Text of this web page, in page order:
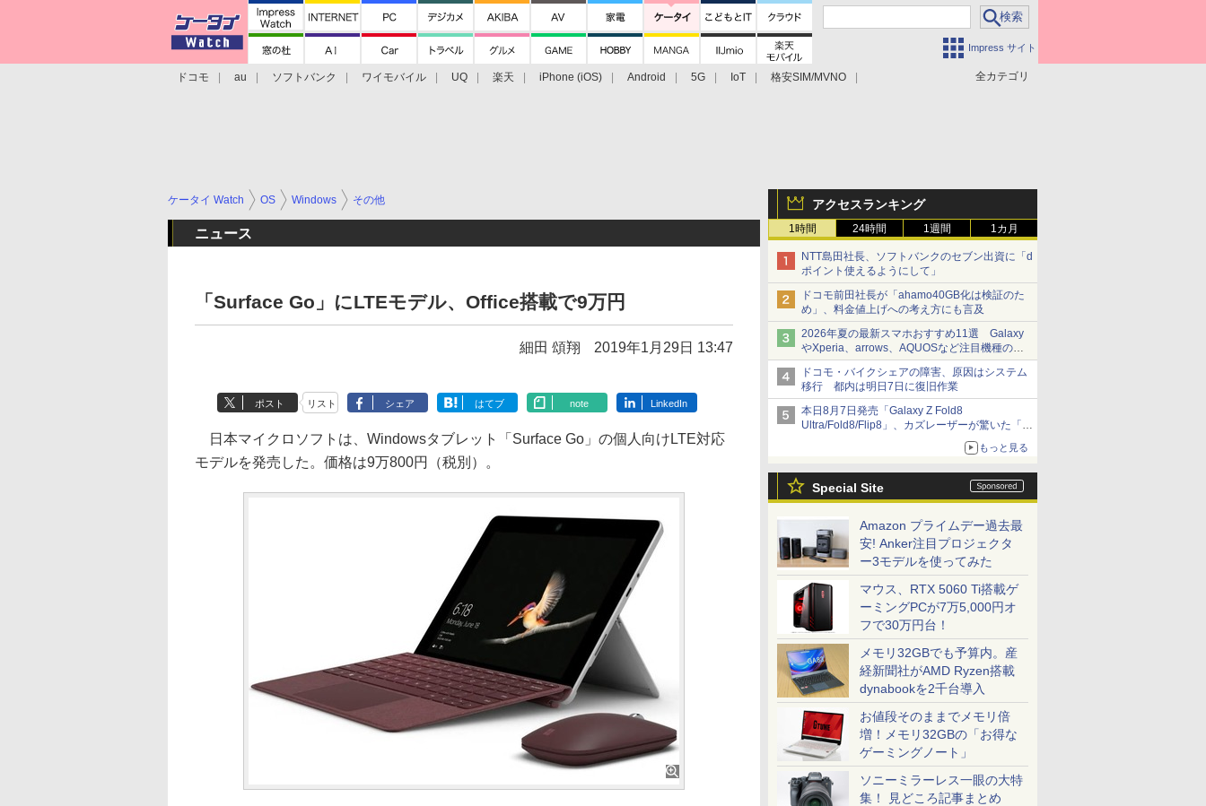
Impress サイト
全カテゴリ
ドコモ au ソフトバンク ワイモバイル UQ 楽天 iPhone (iOS) Android 5G IoT
格安SIM/MVNO
アクセスランキング
1時間 24時間 1週間 1カ月
NTT島田社長、ソフトバンクのセブン出資に「d
ポイント使えるようにして」
ドコモ前田社長が「ahamo40GB化は検証のた
め」、料金値上げへの考え方にも言及
2026年夏の最新スマホおすすめ11選 Galaxy
やXperia、arrows、AQUOSなど注目機種の特
徴は
ドコモ・バイクシェアの障害、原因はシステム
移行 都内は明日7日に復旧作業
本日8月7日発売「Galaxy Z Fold8
Ultra/Fold8/Flip8」、カズレーザーが驚いた「そ
もっと見る
Special Site
Amazon プライムデー過去最
安! Anker注目プロジェクタ
ー3モデルを使ってみた
マウス、RTX 5060 Ti搭載ゲ
ーミングPCが7万5,000円オ
フで30万円台！
メモリ32GBでも予算内。産
経新聞社がAMD Ryzen搭載
dynabookを2千台導入
お値段そのままでメモリ倍
増！メモリ32GBの「お得な
ゲーミングノート」
ソニーミラーレス一眼の大特
集！ 見どころ記事まとめ
ケータイ Watch OS Windows その他
ニュース
「Surface Go」にLTEモデル、Office搭載で9万円
細田 頌翔 2019年1月29日 13:47
ポスト リスト シェア はてブ note LinkedIn
日本マイクロソフトは、Windowsタブレット「Surface Go」の個人向けLTE対応
モデルを発売した。価格は9万800円（税別）。